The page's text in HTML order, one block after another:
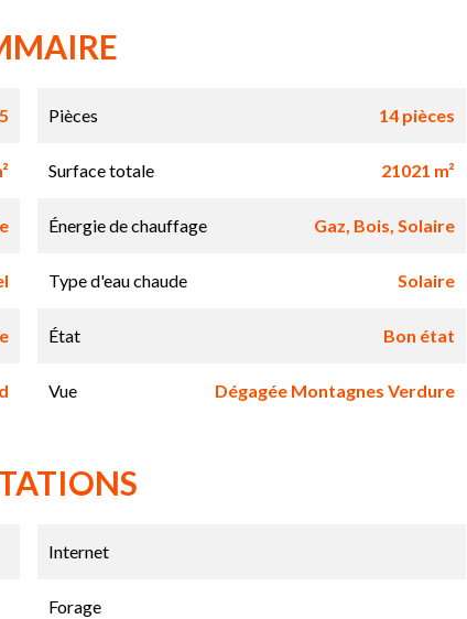
Pièces 14 pièces
Surface totale 21021 m²
Énergie de chauffage Gaz, Bois, Solaire
Type d'eau chaude Solaire
État Bon état
Vue Dégagée Montagnes Verdure
Internet
Forage